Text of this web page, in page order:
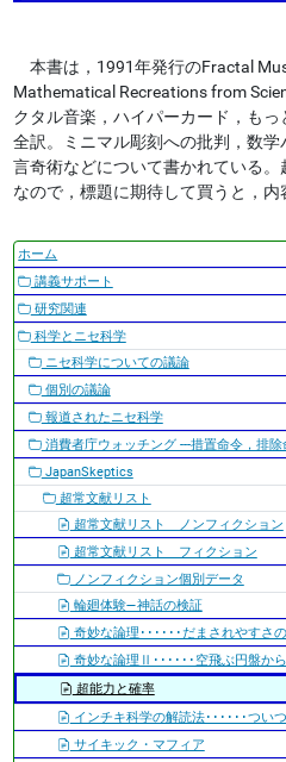
本書は，1991年発行のFractal
Mathematical Recreations from
クタル音楽，ハイパーカード，も
全訳。ミニマル彫刻への批判，数
言奇術などについて書かれている
なので，標題に期待して買うと，内
ナ
ビ
ゲ
ー
シ
ョ
ン
ホーム
講義サポート
研究関連
科学とニセ科学
ニセ科学についての議論
個別の議論
報道されたニセ科学
消費者庁ウォッチング ---措置命令，排
JapanSkeptics
超常文献リスト
超常文献リスト ノンフィクション
超常文献リスト フィクション
ノンフィクション個別データ
輪廻体験―神話の検証
奇妙な論理･･････だまされやすさ
奇妙な論理Ⅱ･･････空飛ぶ円盤か
超能力と確率
インチキ科学の解読法･･････つい
サイキック・マフィア